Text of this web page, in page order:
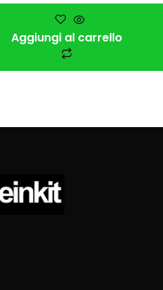
Aggiungi al carrello